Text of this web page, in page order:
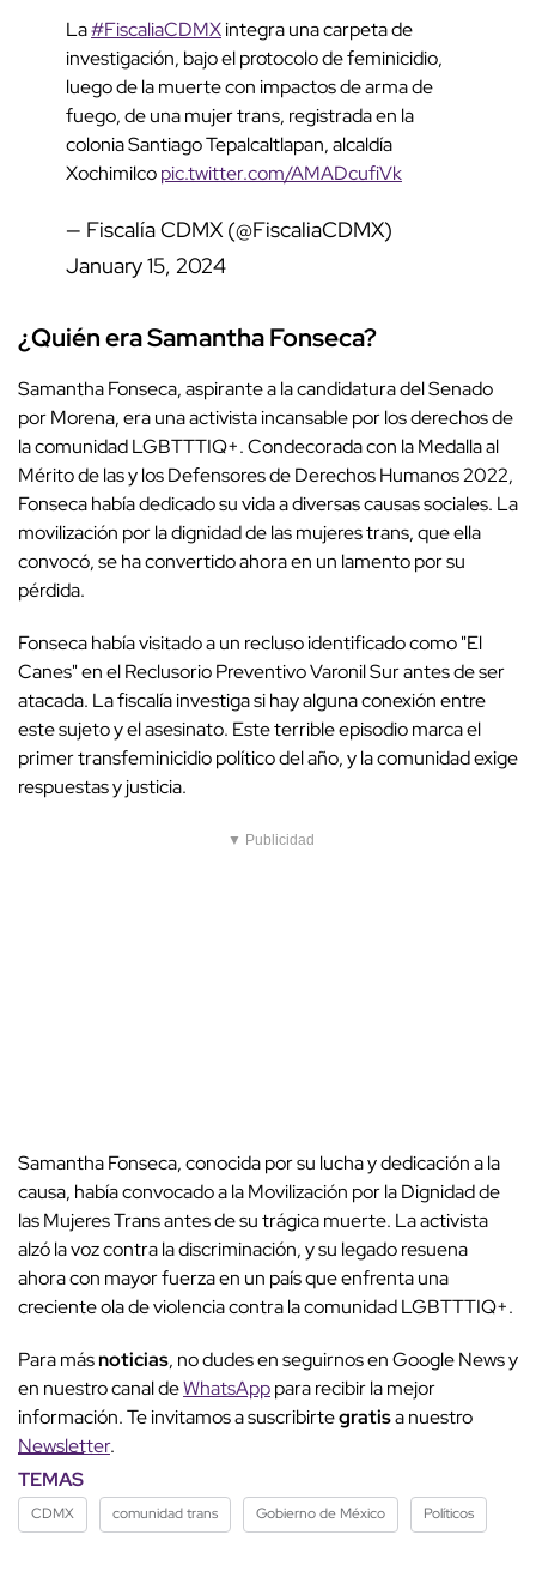
La#FiscaliaCDMXintegra una carpeta de
investigación, bajo el protocolo de feminicidio,
luego de la muerte con impactos de arma de
fuego, de una mujer trans, registrada en la
colonia Santiago Tepalcaltlapan, alcaldía
Xochimilcopic.twitter.com/AMADcufiVk
— Fiscalía CDMX (@FiscaliaCDMX)
January 15, 2024
¿Quién era Samantha Fonseca?
Samantha Fonseca, aspirante a la candidatura del Senado
por Morena, era una activista incansable por los derechos de
la comunidad LGBTTTIQ+. Condecorada con la Medalla al
Mérito de las y los Defensores de Derechos Humanos 2022,
Fonseca había dedicado su vida a diversas causas sociales. La
movilización por la dignidad de las mujeres trans, que ella
convocó, se ha convertido ahora en un lamento por su
pérdida.
Fonseca había visitado a un recluso identificado como "El
Canes" en el Reclusorio Preventivo Varonil Sur antes de ser
atacada. La fiscalía investiga si hay alguna conexión entre
este sujeto y el asesinato. Este terrible episodio marca el
primer transfeminicidio político del año, y la comunidad exige
respuestas y justicia.
▼ Publicidad
Samantha Fonseca, conocida por su lucha y dedicación a la
causa, había convocado a la Movilización por la Dignidad de
las Mujeres Trans antes de su trágica muerte. La activista
alzó la voz contra la discriminación, y su legado resuena
ahora con mayor fuerza en un país que enfrenta una
creciente ola de violencia contra la comunidad LGBTTTIQ+.
Para másnoticias, no dudes en seguirnos en Google News y
en nuestro canal deWhatsApppara recibir la mejor
información. Te invitamos a suscribirtegratisa nuestro
Newsletter.
TEMAS
CDMX comunidad trans Gobierno de México Políticos